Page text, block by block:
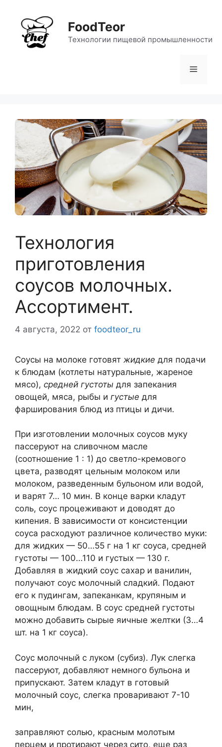
содержимому
FoodTeor
Технологии пищевой промышленности
Меню
Технология
приготовления
соусов молочных.
Ассортимент.
4 августа, 2022 от foodteor_ru
Соусы на молоке готовят жидкие для подачи
к блюдам (котлеты натуральные, жареное
мясо), средней густоты для запекания
овощей, мяса, рыбы и густые для
фарширования блюд из птицы и дичи.
При изготовлении молочных соусов муку
пассеруют на сливочном масле
(соотношение 1 : 1) до светло-кремового
цвета, разводят цельным молоком или
молоком, разведенным бульоном или водой,
и варят 7… 10 мин. В конце варки кладут
соль, соус процеживают и доводят до
кипения. В зависимости от консистенции
соуса расходуют различное количество муки:
для жидких — 50…55 г на 1 кг соуса, средней
густоты — 100…110 и густых — 130 г.
Добавляя в жидкий соус сахар и ванилин,
получают соус молочный сладкий. Подают
его к пудингам, запеканкам, крупяным и
овощным блюдам. В соус средней густоты
можно добавить сырые яичные желтки (3…4
шт. на 1 кг соуса).
Соус молочный с луком (субиз). Лук слегка
пассеруют, добавляют немного бульона и
припускают. Затем кладут в готовый
молочный соус, слегка проваривают 7-10
мин,
заправляют солью, красным молотым
перцем и протирают через сито, еще раз